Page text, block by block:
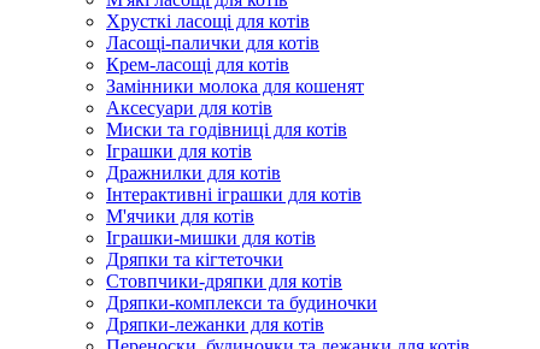
Хрусткі ласощі для котів
Ласощі-палички для котів
Крем-ласощі для котів
Замінники молока для кошенят
Аксесуари для котів
Миски та годівниці для котів
Іграшки для котів
Дражнилки для котів
Інтерактивні іграшки для котів
М'ячики для котів
Іграшки-мишки для котів
Дряпки та кігтеточки
Стовпчики-дряпки для котів
Дряпки-комплекси та будиночки
Дряпки-лежанки для котів